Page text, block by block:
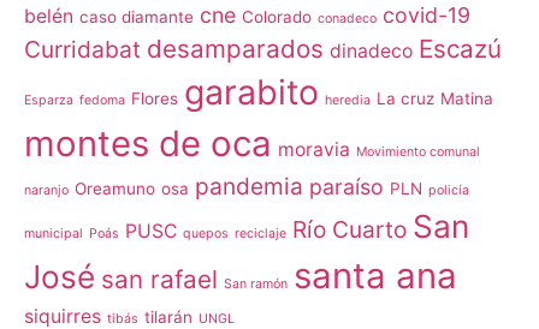
belén caso diamante cne Colorado conadeco covid-19
Curridabat desamparados dinadeco Escazú
Esparza fedoma Flores garabito heredia La cruz Matina
montes de oca moravia Movimiento comunal
naranjo Oreamuno osa pandemia paraíso PLN policía
municipal Poás PUSC quepos reciclaje Río Cuarto San
José san rafael San ramón santa ana
siquirres tibás tilarán UNGL